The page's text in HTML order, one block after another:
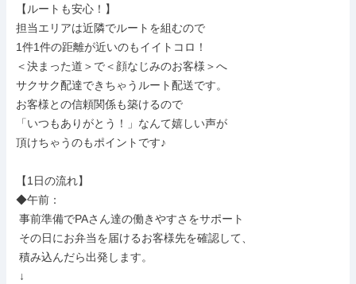
【ルートも安心！】
担当エリアは近隣でルートを組むので
1件1件の距離が近いのもイイトコロ！
＜決まった道＞で＜顔なじみのお客様＞へ
サクサク配達できちゃうルート配送です。
お客様との信頼関係も築けるので
「いつもありがとう！」なんて嬉しい声が
頂けちゃうのもポイントです♪
【1日の流れ】
◆午前：